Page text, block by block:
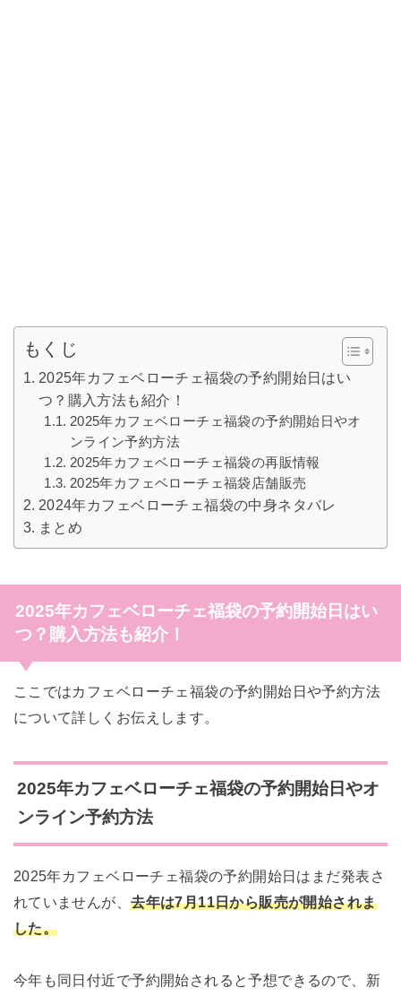
もくじ
2025年カフェベローチェ福袋の予約開始日はい
つ？購入方法も紹介！
2025年カフェベローチェ福袋の予約開始日やオ
ンライン予約方法
2025年カフェベローチェ福袋の再販情報
2025年カフェベローチェ福袋店舗販売
2024年カフェベローチェ福袋の中身ネタバレ
まとめ
2025年カフェベローチェ福袋の予約開始日はい
つ？購入方法も紹介！
ここではカフェベローチェ福袋の予約開始日や予約方法
について詳しくお伝えします。
2025年カフェベローチェ福袋の予約開始日やオ
ンライン予約方法
2025年カフェベローチェ福袋の予約開始日はまだ発表さ
れていませんが、去年は7月11日から販売が開始されま
した。
今年も同日付近で予約開始されると予想できるので、新